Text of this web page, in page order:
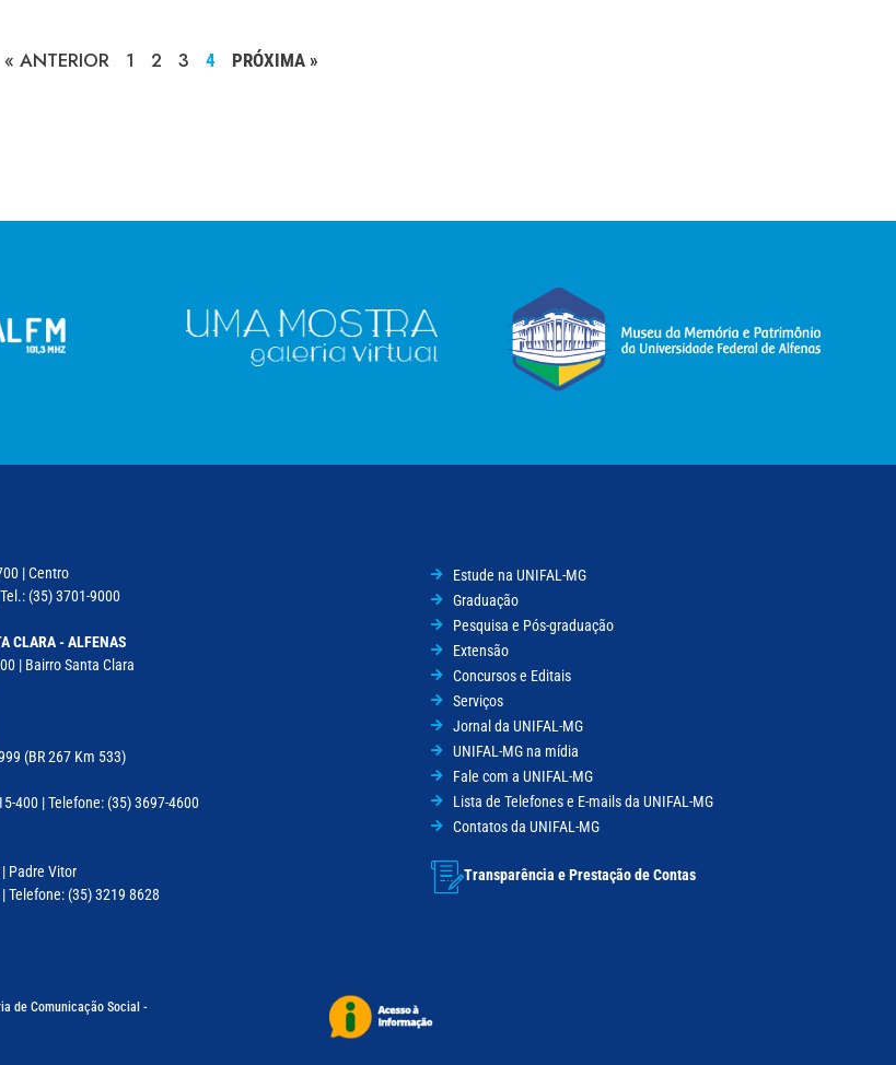
« ANTERIOR 1 2 3 4 PRÓXIMA »
| Centro
(35) 3701-9000
CLARA - ALFENAS
| Bairro Santa Clara
(BR 267 Km 533)
400 | Telefone: (35) 3697-4600
Padre Vitor
Telefone: (35) 3219 8628
Estude na UNIFAL-MG
Graduação
Pesquisa e Pós-graduação
Extensão
Concursos e Editais
Serviços
Jornal da UNIFAL-MG
UNIFAL-MG na mídia
Fale com a UNIFAL-MG
Lista de Telefones e E-mails da UNIFAL-MG
Contatos da UNIFAL-MG
Transparência e Prestação de Contas
de Comunicação Social -